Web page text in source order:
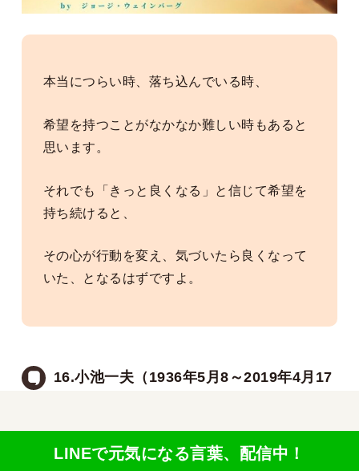
本当につらい時、落ち込んでいる時、
希望を持つことがなかなか難しい時もあると
思います。
それでも「きっと良くなる」と信じて希望を
持ち続けると、
その心が行動を変え、気づいたら良くなって
いた、となるはずですよ。
16.小池一夫（1936年5月8～2019年4月17
この記事を書いた人
LINEで元気になる言葉、配信中！